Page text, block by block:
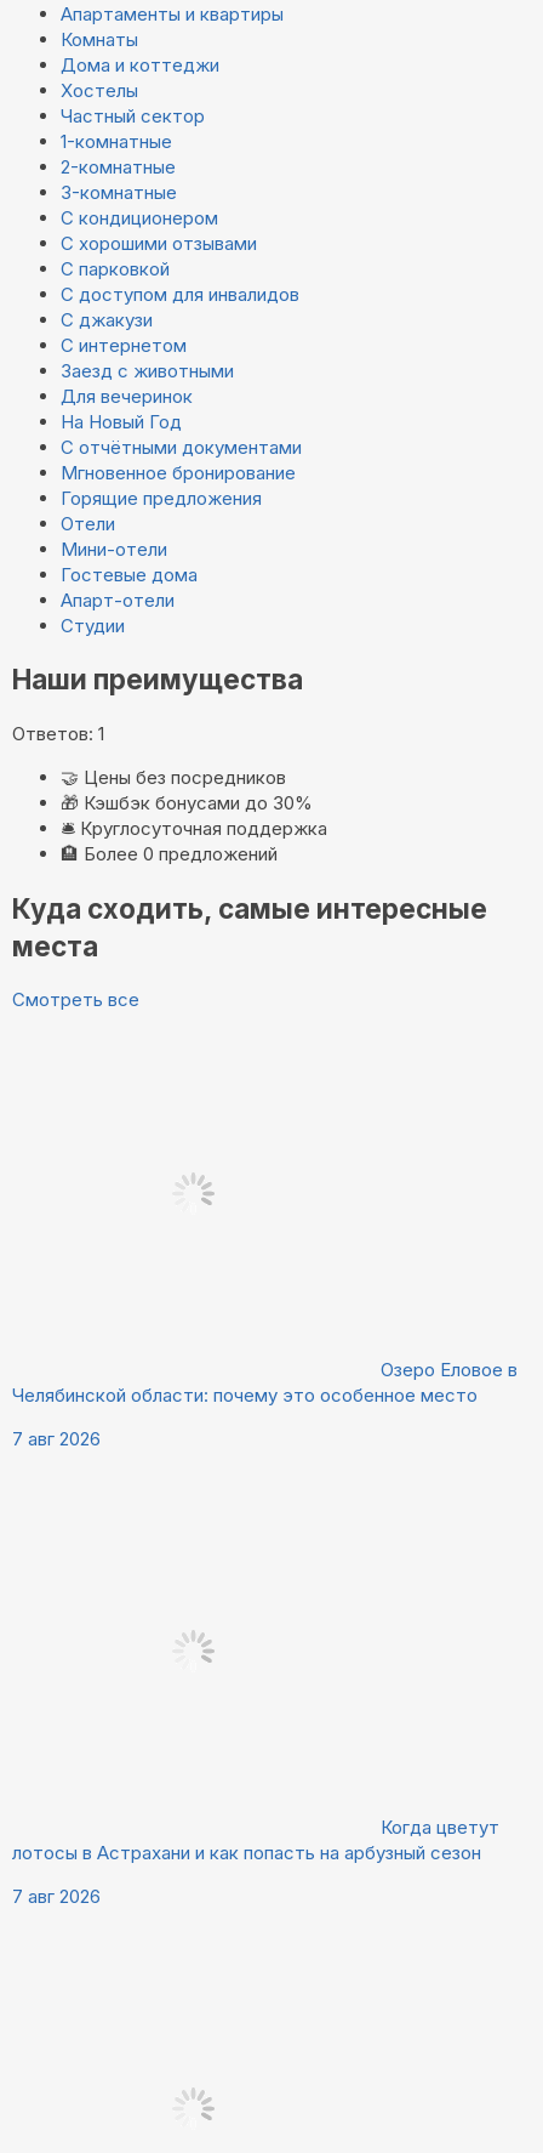
Апартаменты и квартиры
Комнаты
Дома и коттеджи
Хостелы
Частный сектор
1-комнатные
2-комнатные
3-комнатные
С кондиционером
С хорошими отзывами
С парковкой
С доступом для инвалидов
С джакузи
С интернетом
Заезд с животными
Для вечеринок
На Новый Год
С отчётными документами
Мгновенное бронирование
Горящие предложения
Отели
Мини-отели
Гостевые дома
Апарт-отели
Студии
Наши преимущества
Ответов: 1
🤝 Цены без посредников
🎁 Кэшбэк бонусами до 30%
🛎️ Круглосуточная поддержка
🏨 Более 0 предложений
Куда сходить, самые интересные
места
Смотреть все
Озеро Еловое в
Челябинской области: почему это особенное место
7 авг 2026
Когда цветут
лотосы в Астрахани и как попасть на арбузный сезон
7 авг 2026